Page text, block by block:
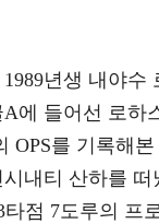
년생 내야
A에 들어선 로하
OPS를 기록해
내티 산하를
타점 7도루의